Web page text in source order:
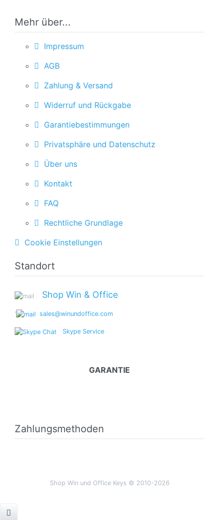
Mehr über...
Impressum
AGB
Zahlung & Versand
Widerruf und Rückgabe
Garantiebestimmungen
Privatsphäre und Datenschutz
Über uns
Kontakt
FAQ
Rechtliche Grundlage
Cookie Einstellungen
Standort
Shop Win & Office
' sales@winundoffice.com
Skype Service
GARANTIE
Zahlungsmethoden
Shop Win und Office Keys © 2010-2026